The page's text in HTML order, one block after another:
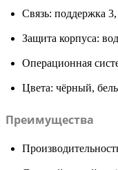
Связь: поддержка 3,
Защита корпуса:
Операционная
Цвета: чёрный,
Преимущества